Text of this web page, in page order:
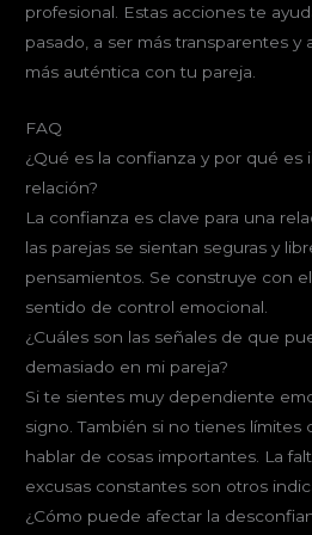
profesional. Estas acciones te
pasado, a ser más transparentes y
más auténtica con tu pareja.
FAQ
¿Qué es la confianza y por qué es
relación?
La confianza es clave para una
las parejas se sientan seguras y
pensamientos. Se construye con
sentido de control emocional.
¿Cuáles son las señales de que
demasiado en mi pareja?
Si te sientes muy dependiente
signo. También si no tienes límites
hablar de cosas importantes. La
excusas constantes son otros
¿Cómo puede afectar la